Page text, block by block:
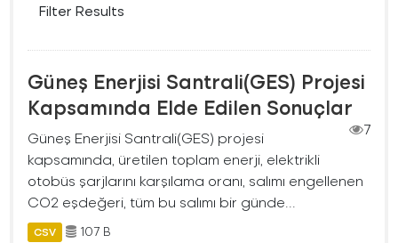
Filter Results
Güneş Enerjisi Santrali(GES) Projesi
Kapsamında Elde Edilen Sonuçlar
7
Güneş Enerjisi Santrali(GES) projesi
kapsamında, üretilen toplam enerji, elektrikli
otobüs şarjlarını karşılama oranı, salımı engellenen
CO2 eşdeğeri, tüm bu salımı bir günde...
CSV 107 B